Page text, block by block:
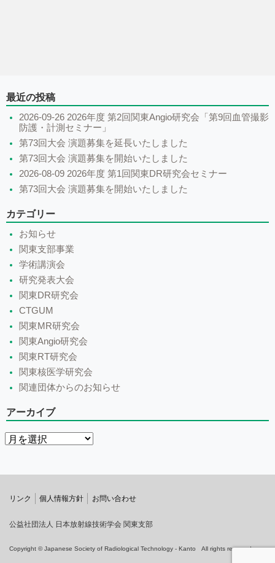
最近の投稿
2026-09-26 2026年度 第2回関東Angio研究会「第9回血管撮影
防護・計測セミナー」
第73回大会 演題募集を延長いたしました
第73回大会 演題募集を開始いたしました
2026-08-09 2026年度 第1回関東DR研究会セミナー
第73回大会 演題募集を開始いたしました
カテゴリー
お知らせ
関東支部事業
学術講演会
研究発表大会
関東DR研究会
CTGUM
関東MR研究会
関東Angio研究会
関東RT研究会
関東核医学研究会
関連団体からのお知らせ
アーカイブ
リンク 個人情報方針 お問い合わせ
公益社団法人 日本放射線技術学会 関東支部
Copyright © Japanese Society of Radiological Technology - Kanto All rights reserved.